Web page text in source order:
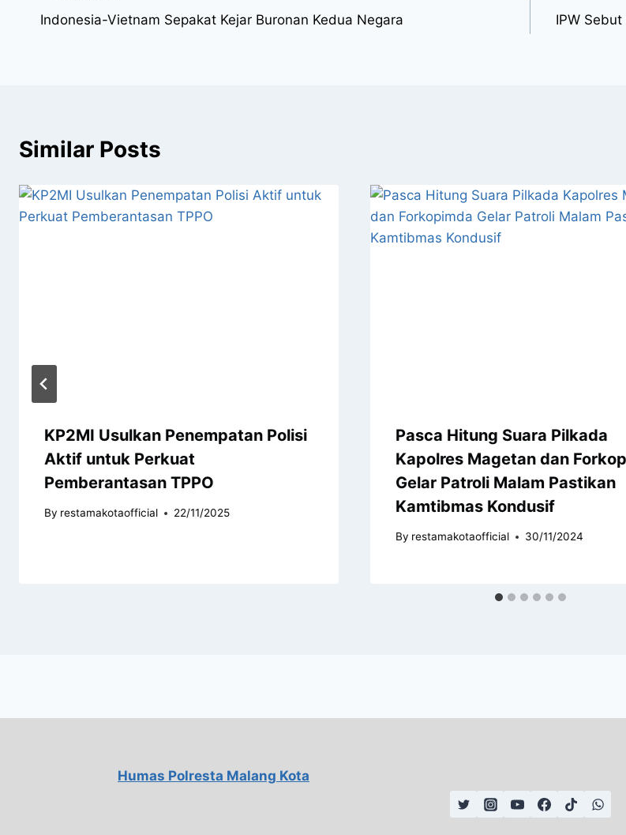
Indonesia-Vietnam Sepakat Kejar Buronan Kedua Negara
IPW
Similar Posts
KP2MI Usulkan Penempatan Polisi
Aktif untuk Perkuat
Pemberantasan TPPO
By restamakotaofficial 22/11/2025
Pasca Hitung Suara Pilkada
Kapolres Magetan dan
Gelar Patroli Malam Pastikan
Kamtibmas Kondusif
By restamakotaofficial 30/11/2024
Humas Polresta Malang Kota